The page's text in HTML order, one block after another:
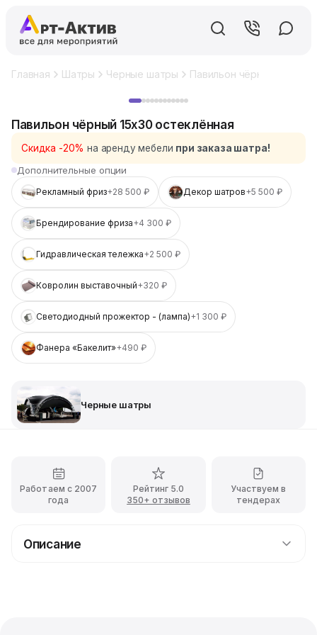
Главная Шатры Черные шатры Павильон чёрный 15x30
Павильон чёрный 15x30 остеклённая
Скидка -20% на аренду мебели при заказа шатра!
Дополнительные опции
Рекламный фриз+28 500 ₽ Декор шатров+5 500 ₽
Брендирование фриза+4 300 ₽
Гидравлическая тележка+2 500 ₽
Ковролин выставочный+320 ₽
Светодиодный прожектор - (лампа)+1 300 ₽
Фанера «Бакелит»+490 ₽
Черные шатры
Работаем с 2007
года
Рейтинг 5.0
350+ отзывов
Участвуем в
тендерах
Описание